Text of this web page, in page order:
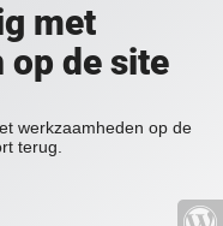
met
op de site
werkzaamheden op de
terug.